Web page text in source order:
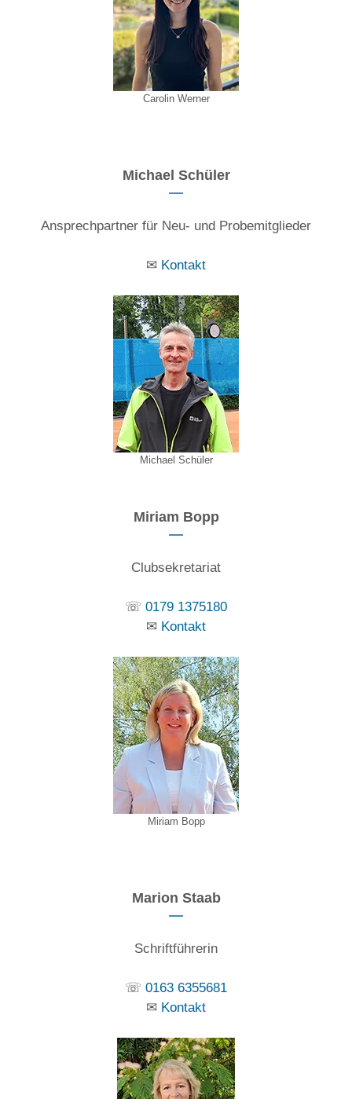
Carolin Werner
Michael Schüler
Ansprechpartner für Neu- und Probemitglieder
✉ Kontakt
Michael Schüler
Miriam Bopp
Clubsekretariat
☏ 0179 1375180
✉ Kontakt
Miriam Bopp
Marion Staab
Schriftführerin
☏ 0163 6355681
✉ Kontakt